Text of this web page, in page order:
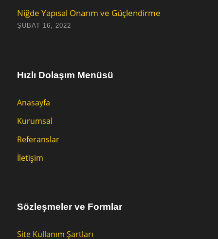
Niğde Yapısal Onarım ve Güçlendirme
ŞUBAT 16, 2022
Hızlı Dolaşım Menüsü
Anasayfa
Kurumsal
Referanslar
İletişim
Sözleşmeler ve Formlar
Site Kullanım Şartları